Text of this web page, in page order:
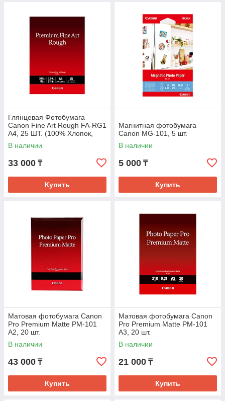
Глянцевая Фотобумага
Canon Fine Art Rough FA-RG1
A4, 25 ШТ. (100% Хлопок,
Грубая Текстура (Rough)
В наличии
33 000 ₸
Купить
Магнитная фотобумага
Canon MG-101, 5 шт.
В наличии
5 000 ₸
Купить
Матовая фотобумага Canon
Pro Premium Matte PM-101
A2, 20 шт.
В наличии
43 000 ₸
Купить
Матовая фотобумага Canon
Pro Premium Matte PM-101
A3, 20 шт.
В наличии
21 000 ₸
Купить